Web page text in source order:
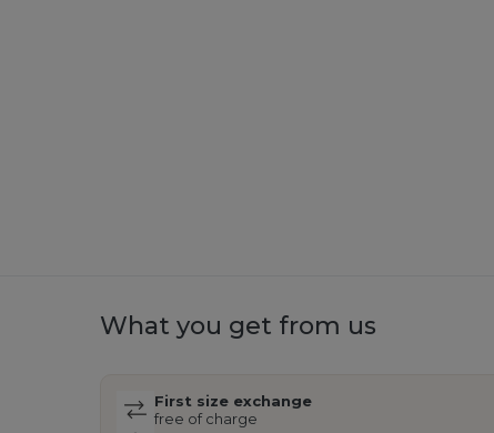
What you get from us
First size exchange
free of charge